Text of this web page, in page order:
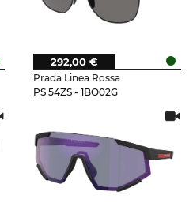
Prada Linea Rossa
PS 54ZS - 1BO02G
292,00 €